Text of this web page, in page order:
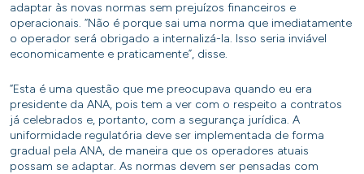
adaptar às novas normas sem prejuízos financeiros e
operacionais. “Não é porque sai uma norma que imediatamente
o operador será obrigado a internalizá-la. Isso seria inviável
economicamente e praticamente”, disse.
“Esta é uma questão que me preocupava quando eu era
presidente da ANA, pois tem a ver com o respeito a contratos
já celebrados e, portanto, com a segurança jurídica. A
uniformidade regulatória deve ser implementada de forma
gradual pela ANA, de maneira que os operadores atuais
possam se adaptar. As normas devem ser pensadas com